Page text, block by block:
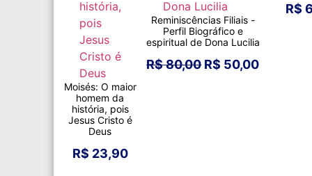
Moisés: O maior
homem da
história, pois
Jesus Cristo é
Deus
R$ 23,90
Reminiscências Filiais -
Perfil Biográfico e
espiritual de Dona Lucilia
R$80,00 R$ 50,00
R$